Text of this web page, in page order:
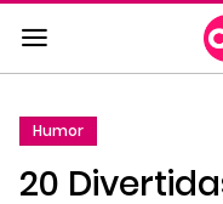
Saltar
al
contenido
a
Humor
20